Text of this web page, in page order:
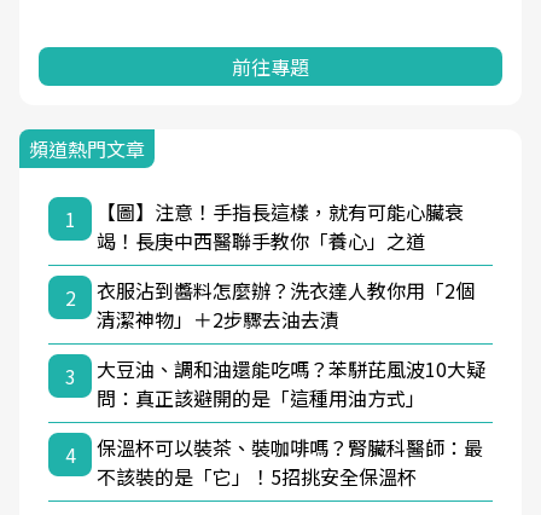
前往專題
頻道熱門文章
1
【圖】注意！手指長這樣，就有可能心臟衰
竭！長庚中西醫聯手教你「養心」之道
2
衣服沾到醬料怎麼辦？洗衣達人教你用「2個
清潔神物」＋2步驟去油去漬
3
大豆油、調和油還能吃嗎？苯駢芘風波10大疑
問：真正該避開的是「這種用油方式」
4
保溫杯可以裝茶、裝咖啡嗎？腎臟科醫師：最
不該裝的是「它」！5招挑安全保溫杯